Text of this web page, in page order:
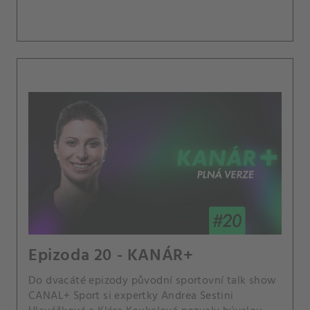
Epizoda 20 - KANÁR+
Do dvacáté epizody původní sportovní talk show
CANAL+ Sport si expertky Andrea Sestini